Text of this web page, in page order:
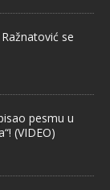
se
pesmu u
(VIDEO)